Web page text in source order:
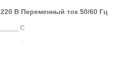
220 В Переменный ток 50/60 Гц
С